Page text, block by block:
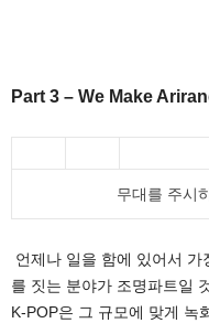
Part 3 – We Make
무대를 주시
언제나 일을 함에 있어서
를 짓는 분야가 조명파트일
K-POP은 그 규모에 맞게 녹